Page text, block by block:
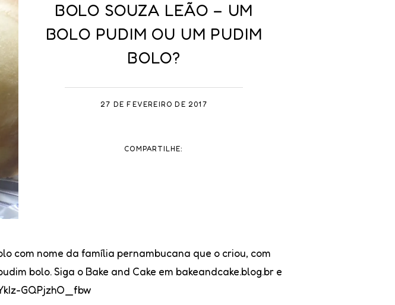
BOLO SOUZA LEÃO – UM
BOLO PUDIM OU UM PUDIM
BOLO?
27 DE FEVEREIRO DE 2017
COMPARTILHE:
com nome da família pernambucana que o criou, com
bolo. Siga o Bake and Cake em bakeandcake.blog.br e
GQPjzhO_fbw